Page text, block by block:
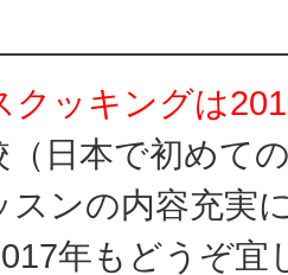
クッキングは
（日本で初めて
スンの内容充実
年もどうぞ宜